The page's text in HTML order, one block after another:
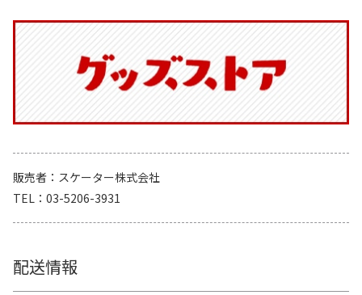
販売者
スケーター株式会社
TEL
03-5206-3931
配送情報